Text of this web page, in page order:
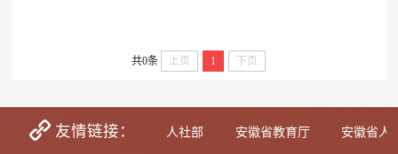
共0条 上页 1 下页
友情链接：
学生资助网 教育部 人社部 安徽省教育厅 安徽省人